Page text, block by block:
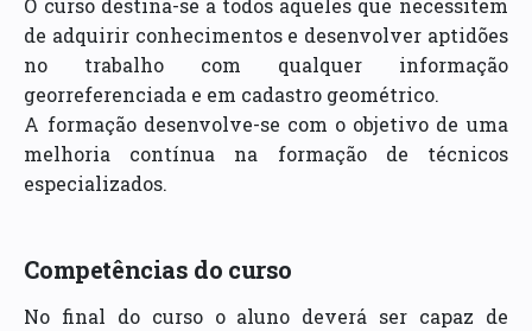
O curso destina-se a todos aqueles que necessitem
de adquirir conhecimentos e desenvolver aptidões
no trabalho com qualquer informação
georreferenciada e em cadastro geométrico.
A formação desenvolve-se com o objetivo de uma
melhoria contínua na formação de técnicos
especializados.
Competências do curso
No final do curso o aluno deverá ser capaz de